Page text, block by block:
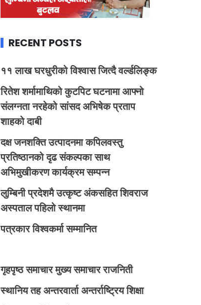
RECENT POSTS
११ लाख घरधुरीको विश्वास जित्दै वर्ल्डलिङ्क
रितेश शर्मामाथिको कुटपिट घटनामा आफ्नो
संलग्नता नरहेको सांसद अभिषेक प्रताप
शाहको दाबी
दक्ष जनशक्ति उत्पादनमा कपिलवस्तु
प्रतिष्ठानको दृढ संकल्पका साथ
अभिमुखीकरण कार्यक्रम सम्पन्न
लुम्बिनी प्रदेशमै उत्कृष्ट अंकसहित शिवराज
अस्पताल पहिलो स्थानमा
पत्रकार विश्वकर्मा सम्मानित
गृहपृष्ठ समाचार मुख्य समाचार राजनिती
स्थानिय तह अन्तरवार्ता अन्तर्राष्ट्रिय शिक्षा